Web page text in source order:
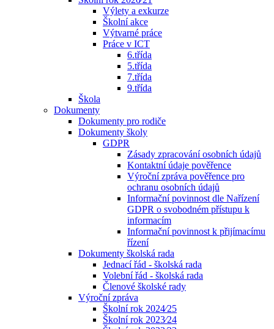
Výlety a exkurze
Školní akce
Výtvarné práce
Práce v ICT
6.třída
5.třída
7.třída
9.třída
Škola
Dokumenty
Dokumenty pro rodiče
Dokumenty školy
GDPR
Zásady zpracování osobních údajů
Kontaktní údaje pověřence
Výroční zpráva pověřence pro
ochranu osobních údajů
Informační povinnost dle Nařízení
GDPR o svobodném přístupu k
informacím
Informační povinnost k přijímacímu
řízení
Dokumenty školská rada
Jednací řád - školská rada
Volební řád - školská rada
Členové školské rady
Výroční zpráva
Školní rok 2024⁄25
Školní rok 2023⁄24